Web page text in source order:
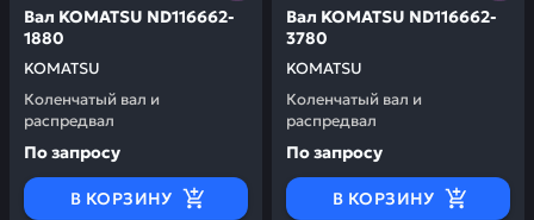
KOMATSU
Вал KOMATSU ND116662-
1880
Коленчатый вал и
распредвал
По запросу
В КОРЗИНУ
KOMATSU
Вал KOMATSU ND116662-
3780
Коленчатый вал и
распредвал
По запросу
В КОРЗИНУ